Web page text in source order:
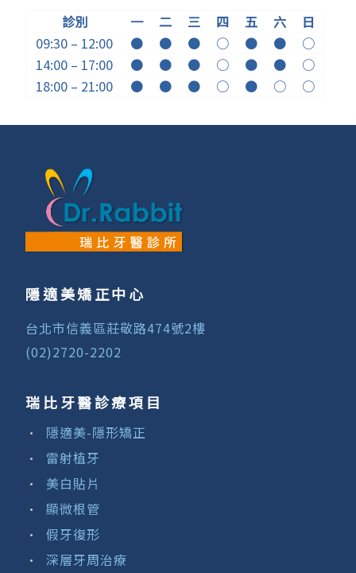
診別 一 二 三 四 五 六
日
09:30 – 12:00
● ● ● ○ ● ●
○
14:00 – 17:00
● ● ● ○ ● ●
○
18:00 – 21:00
● ● ● ○ ● ○ ○
隱適美矯正中心
台北市信義區莊敬路474號2樓
(02)2720-2202
瑞比牙醫診療項目
隱適美-隱形矯正
雷射植牙
美白貼片
顯微根管
假牙復形
深層牙周治療